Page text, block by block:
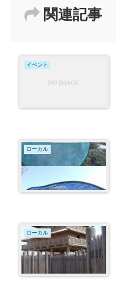
関連記事
イベント
ローカル
ローカル